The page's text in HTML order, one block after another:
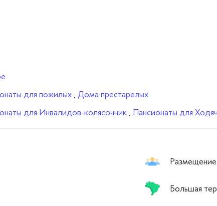
для пожилых
Дома престарелых
для Инвалидов-колясочник Пансионаты для
Большая